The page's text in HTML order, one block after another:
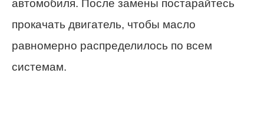
автомобиля. После замены постарайтесь
прокачать двигатель, чтобы масло
равномерно распределилось по всем
системам.